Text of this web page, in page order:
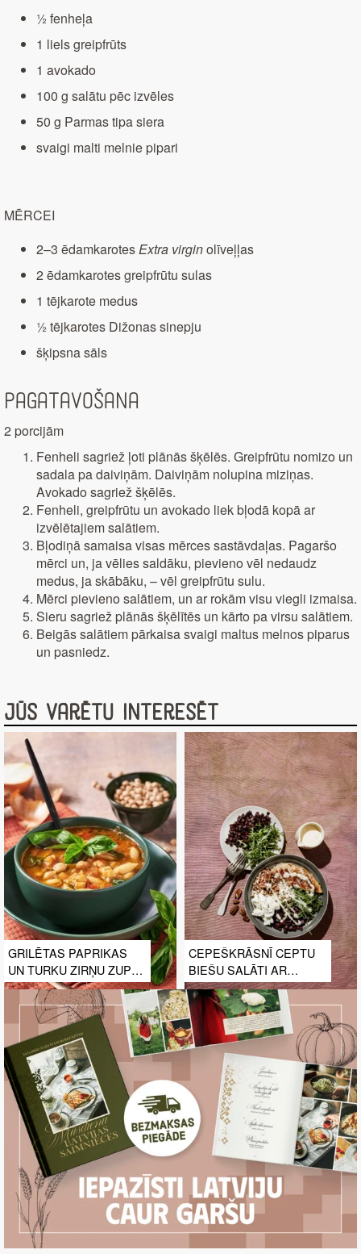
½ fenheļa
1 liels greipfrūts
1 avokado
100 g salātu pēc izvēles
50 g Parmas tipa siera
svaigi malti melnie pipari
MĒRCEI
2–3 ēdamkarotesExtra virginolīveļļas
2 ēdamkarotes greipfrūtu sulas
1 tējkarote medus
½ tējkarotes Dižonas sinepju
šķipsna sāls
Pagatavošana
2 porcijām
Fenheli sagriež ļoti plānās šķēlēs. Greipfrūtu nomizo un
sadala pa daiviņām. Daiviņām nolupina miziņas.
Avokado sagriež šķēlēs.
Fenheli, greipfrūtu un avokado liek bļodā kopā ar
izvēlētajiem salātiem.
Bļodiņā samaisa visas mērces sastāvdaļas. Pagaršo
mērci un, ja vēlies saldāku, pievieno vēl nedaudz
medus, ja skābāku, – vēl greipfrūtu sulu.
Mērci pievieno salātiem, un ar rokām visu viegli izmaisa.
Sieru sagriež plānās šķēlītēs un kārto pa virsu salātiem.
Beigās salātiem pārkaisa svaigi maltus melnos piparus
un pasniedz.
Jūs varētu interesēt
GRILĒTAS PAPRIKAS
UN TURKU ZIRŅU ZUPA
AR MAKARONIEM
CEPEŠKRĀSNĪ CEPTU
BIEŠU SALĀTI AR
VISTAS FILEJU UN
KAZAS SIERU